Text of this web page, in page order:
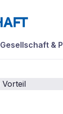
Gesellschaft &